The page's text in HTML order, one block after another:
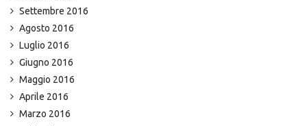
Settembre 2016
Agosto 2016
Luglio 2016
Giugno 2016
Maggio 2016
Aprile 2016
Marzo 2016